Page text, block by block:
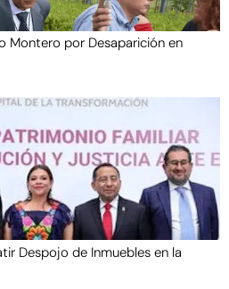
Montero por Desaparición en
Despojo de Inmuebles en la